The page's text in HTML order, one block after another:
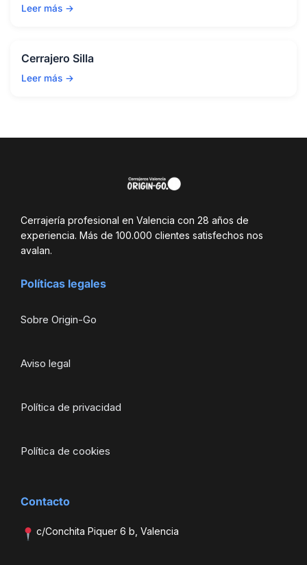
Leer más →
Cerrajero Silla
Leer más →
Cerrajería profesional en Valencia con 28 años de
experiencia. Más de 100.000 clientes satisfechos nos
avalan.
Políticas legales
Sobre Origin-Go
Aviso legal
Política de privacidad
Política de cookies
Contacto
c/Conchita Piquer 6 b, Valencia